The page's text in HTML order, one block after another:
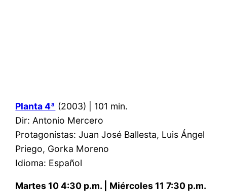
Planta 4ª (2003) | 101 min.
Dir: Antonio Mercero
Protagonistas: Juan José Ballesta, Luis Ángel
Priego, Gorka Moreno
Idioma: Español
Martes 10 4:30 p.m. | Miércoles 11 7:30 p.m.